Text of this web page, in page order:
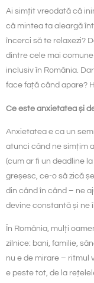
Ai simțit vreodată că
că mintea ta aleargă
încerci să te relaxezi?
dintre cele mai
inclusiv în România.
face față când apare?
Ce este anxietatea și
Anxietatea e ca un
atunci când ne simțim
(cum ar fi un deadline
greșesc, ce-o să zică
din când în când – ne
devine constantă și ne
În România, mulți
zilnice: bani, familie,
nu e de mirare – ritmul
e peste tot, de la